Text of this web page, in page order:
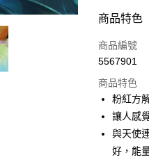
付款方式
信用卡一次
LINE Pay
Apple Pay
街口支付
商品特色
商品編號
5567901
商品特色
粉紅方
讓人感
與天使
好，能